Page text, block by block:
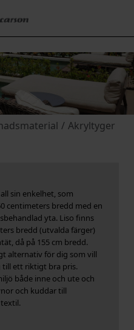
/ Akryltyger
sin enkelhet, som
centimeters bredd med en
yta. Liso finns
bredd (utvalda färger)
då på 155 cm bredd.
alternativ för dig som vill
ett riktigt bra pris.
både inne och ute och
och kuddar till